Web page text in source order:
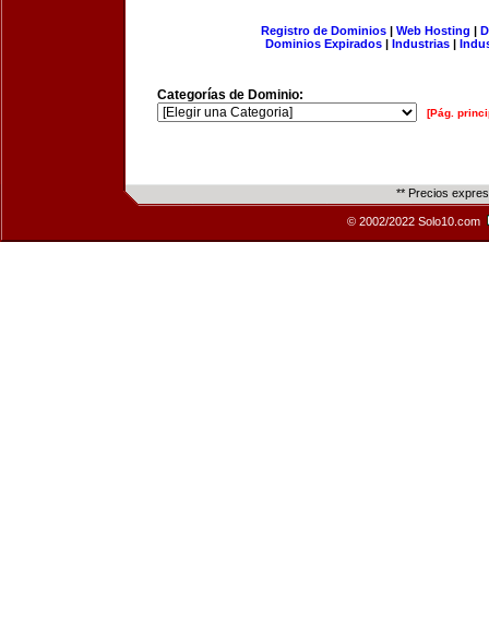
Registro de Dominios| Web Hosting |
Dominios Expirados | Industrias |
Categorías de Dominio:
[Pág.
** Precios
© 2002/2022 Solo10.com